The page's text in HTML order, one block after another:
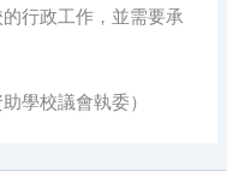
行政工作，並需要承
學校議會執委）